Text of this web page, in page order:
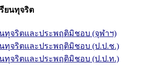
รียนทุจริต
นทุจริตและประพฤติมิชอบ (จุฬาฯ)
นทุจริตและประพฤติมิชอบ (ป.ป.ช.)
นทุจริตและประพฤติมิชอบ (ป.ป.ท.)